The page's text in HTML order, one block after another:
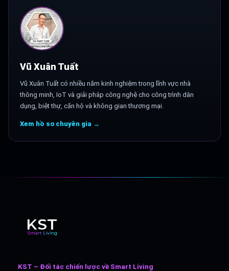
Vũ Xuân Tuất
Vũ Xuân Tuất có nhiều năm kinh nghiệm trong lĩnh vực nhà
thông minh, IoT và giải pháp công nghệ cho công trình dân
dụng, biệt thự, căn hộ và không gian thương mại.
Xem hồ sơ chuyên gia →
KST – Đối tác chiến lược về Smart Living